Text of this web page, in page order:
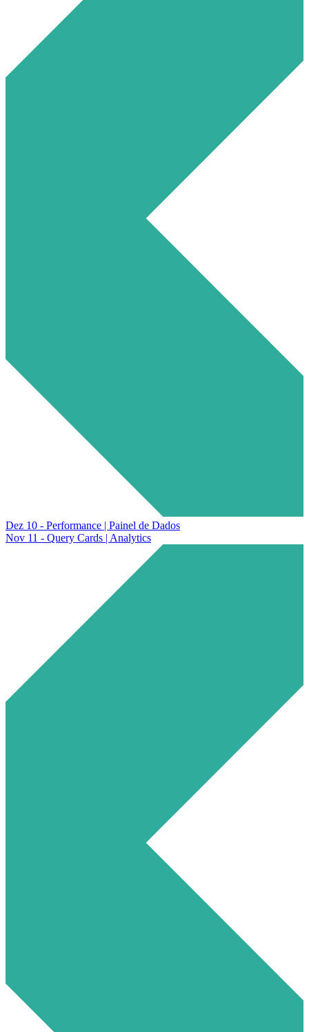
Dez 10 - Performance | Painel de Dados
Nov 11 - Query Cards | Analytics